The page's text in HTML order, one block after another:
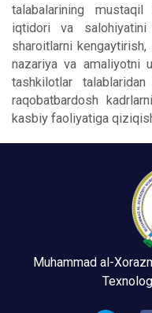
talabalarining mustaqil
iqtidori va salohiyatini
sharoitlarni kengaytirish,
nazariya va amaliyotni
tashkilotlar
raqobatbardosh
kasbiy faoliyatiga
Muhammad al-